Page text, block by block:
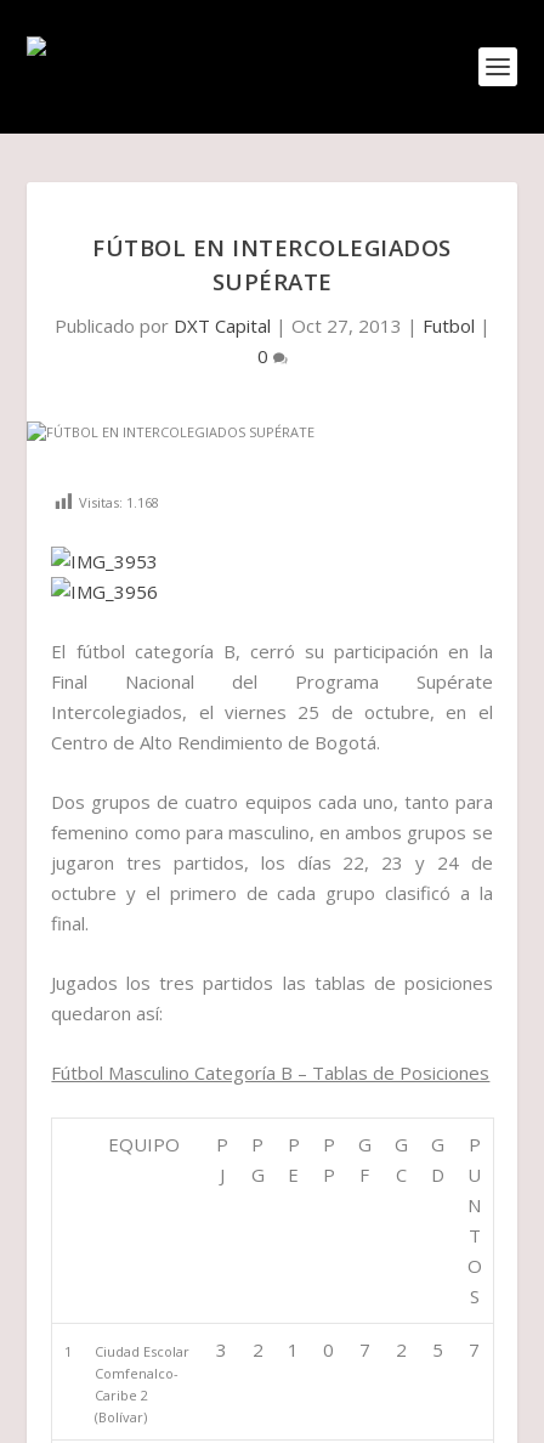
FÚTBOL EN INTERCOLEGIADOS
SUPÉRATE
Publicado por DXT Capital | Oct 27, 2013 | Futbol |
0
Visitas: 1.168
El fútbol categoría B, cerró su participación en la
Final Nacional del Programa Supérate
Intercolegiados, el viernes 25 de octubre, en el
Centro de Alto Rendimiento de Bogotá.
Dos grupos de cuatro equipos cada uno, tanto para
femenino como para masculino, en ambos grupos se
jugaron tres partidos, los días 22, 23 y 24 de
octubre y el primero de cada grupo clasificó a la
final.
Jugados los tres partidos las tablas de posiciones
quedaron así:
Fútbol Masculino Categoría B – Tablas de Posiciones
EQUIPO
P
J
P
G
P
E
P
P
G
F
G
C
G
D
P
U
N
T
O
S
1
Ciudad Escolar
Comfenalco-
Caribe 2
(Bolívar)
3 2 1 0 7 2 5 7